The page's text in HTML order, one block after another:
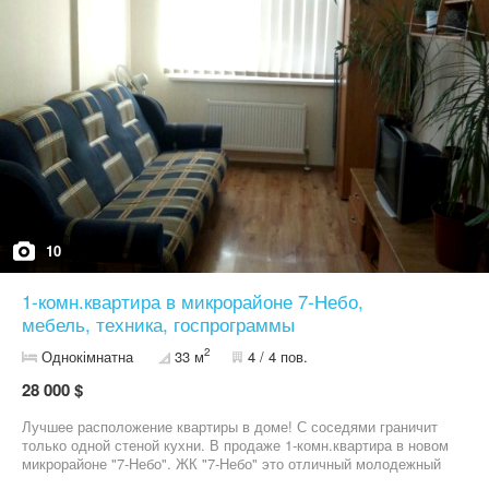
экономная, коммунальные платежи невысокие; - прекрасно
подойдет как для жизни, так и сдачи в аренду; Район
проживания с развитой инфраструктурой, ; ЖК "7 Небо" -
комфортное место для жизни! Звоните! Органзуем показ!
10
1-комн.квартира в микрорайоне 7-Небо,
мебель, техника, госпрограммы
Однокімнатна 33 м2 4 / 4 пов.
28 000 $
Лучшее расположение квартиры в доме! С соседями граничит
только одной стеной кухни. В продаже 1-комн.квартира в новом
микрорайоне "7-Небо". ЖК "7-Небо" это отличный молодежный